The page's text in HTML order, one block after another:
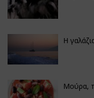
Η
Μούρα,